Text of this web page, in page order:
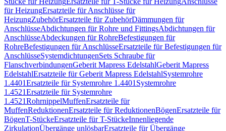
für HeizungErsatzteile für Anschlüsse für
HeizungZubehörErsatzteile für ZubehörDämmungen für
AnschlüsseAbdichtungen für Rohre und FittingsAbdichtungen für
AnschlüsseAbdeckungen für RohreBefestigungen für
RohreBefestigungen für AnschlüsseErsatzteile für Befestigungen für
AnschlüsseSystemdichtungenSets Schraube für
FlanschverbindungenGeberit Mapress EdelstahlGeberit Mapress
EdelstahlErsatzteile für Geberit Mapress EdelstahlSystemrohre
1.4401Ersatzteile für Systemrohre 1.4401 Systemrohre
1.4521Ersatzteile für Systemrohre
1.4521RohrnippelMuffenErsatzteile für
MuffenReduktionenErsatzteile für ReduktionenBögenErsatzteile für
BögenT-StückeErsatzteile für T-StückeInnenliegende
ZirkulationÜbergänge unlösbarErsatzteile für Übergänge